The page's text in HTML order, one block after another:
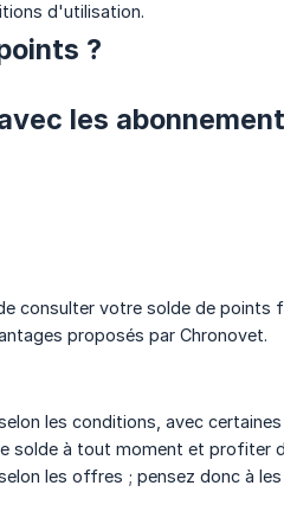
d'utilisation.
?
les
consulter votre solde de points
proposés par Chronovet.
les conditions, avec
solde à tout moment et profiter
les offres ; pensez donc à